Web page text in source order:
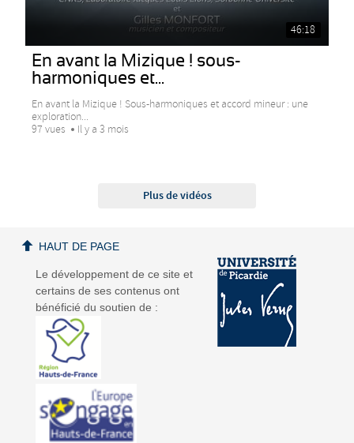
46:18
En avant la Mizique ! sous-
harmoniques et...
En avant la Mizique ! Sous-harmoniques et accord mineur : une
exploration...
97 vues
Il y a 3 mois
Plus de vidéos
Le développement de ce site et
certains de ses contenus ont
bénéficié du soutien de :
HAUT DE PAGE